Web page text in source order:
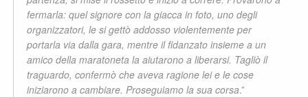
fermarla: quel signore con la giacca in foto, uno degli
organizzatori, le si gettò addosso violentemente per
portarla via dalla gara, mentre il fidanzato insieme a un
amico della maratoneta la aiutarono a liberarsi. Tagliò il
traguardo, confermò che aveva ragione lei e le cose
iniziarono a cambiare. Proseguiamo la sua corsa.”